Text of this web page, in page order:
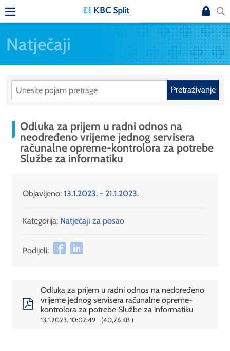
Natječaji
Pretraživanje
Odluka za prijem u radni odnos na
neodređeno vrijeme jednog servisera
računalne opreme-kontrolora za potrebe
Službe za informatiku
Objavljeno: 13.1.2023. - 21.1.2023.
Kategorija: Natječaji za posao
Podijeli:
Odluka za prijem u radni odnos na nedoređeno
vrijeme jednog servisera računalne opreme-
kontrolora za potrebe Službe za informatiku
13.1.2023. 10:02:49 40,76 KB